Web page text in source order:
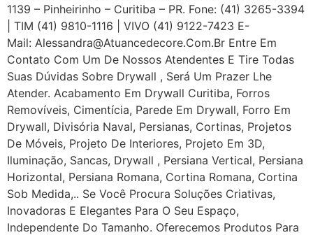
1139 – Pinheirinho – Curitiba – PR. Fone: (41) 3265-3394
| TIM (41) 9810-1116 | VIVO (41) 9122-7423 E-
Mail: Alessandra@atuancedecore.com.br Entre Em
Contato Com Um De Nossos Atendentes E Tire Todas
Suas Dúvidas Sobre Drywall ‎, Será Um Prazer Lhe
Atender. Acabamento Em Drywall Curitiba, Forros
Removíveis, Cimentícia, Parede Em Drywall, Forro Em
Drywall, Divisória Naval, Persianas, Cortinas, Projetos
De Móveis, Projeto De Interiores, Projeto Em 3D,
Iluminação, Sancas, Drywall , Persiana Vertical, Persiana
Horizontal, Persiana Romana, Cortina Romana, Cortina
Sob Medida,.. Se Você Procura Soluções Criativas,
Inovadoras E Elegantes Para O Seu Espaço,
Independente Do Tamanho. Oferecemos Produtos Para